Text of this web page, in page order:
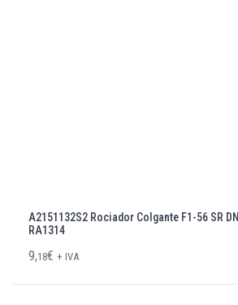
A2151132S2 Rociador Colgante F1-56 SR
RA1314
9,18€ + IVA